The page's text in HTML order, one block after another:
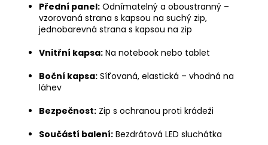
Přední panel: Odnímatelný a oboustranný –
vzorovaná strana s kapsou na suchý zip,
jednobarevná strana s kapsou na zip
Vnitřní kapsa: Na notebook nebo tablet
Boční kapsa: Síťovaná, elastická – vhodná na
láhev
Bezpečnost: Zip s ochranou proti krádeži
Součástí balení: Bezdrátová LED sluchátka